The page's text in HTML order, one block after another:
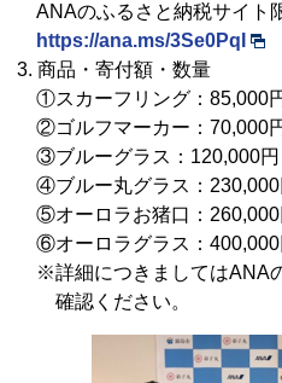
ANAのふるさと納税サイト
https://ana.ms/3Se0PqI
3. 商品・寄付額・数量
①スカーフリング：85,000
②ゴルフマーカー：70,000
③ブルーグラス：120,000円
④ブルー丸グラス：230,000
⑤オーロラお猪口：260,000
⑥オーロラグラス：400,000
※詳細につきましてはANA
確認ください。